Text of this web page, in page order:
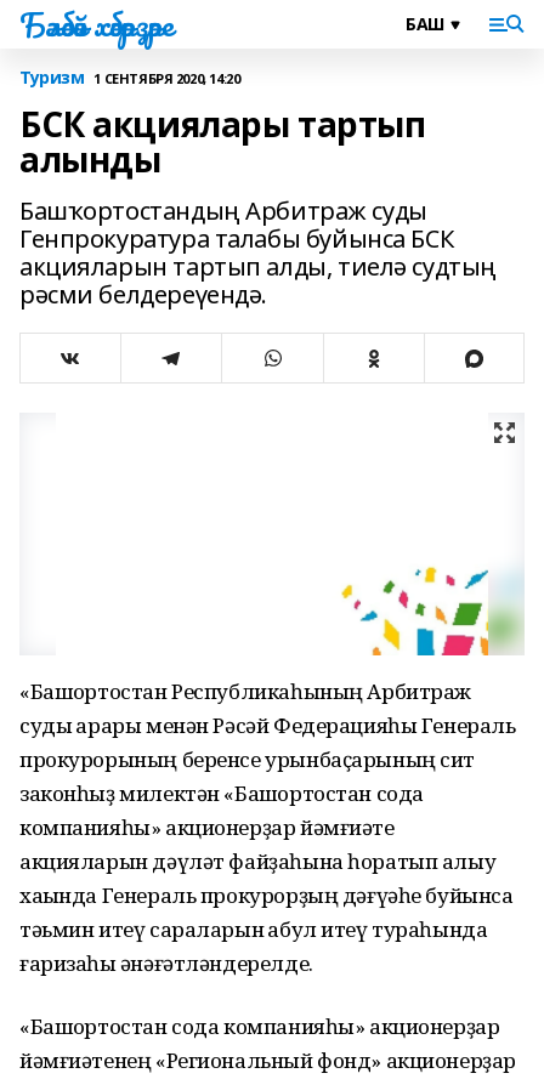
Бәләбәй хәбәрҙәре
Туризм 1 СЕНТЯБРЯ 2020, 14:20
БСК акциялары тартып
алынды
Башҡортостандың Арбитраж суды
Генпрокуратура талабы буйынса БСК
акцияларын тартып алды, тиелә судтың
рәсми белдереүендә.
«Башҡортостан Республикаһының Арбитраж
суды ҡарары менән Рәсәй Федерацияһы Генераль
прокурорының беренсе урынбаҫарының сит
законһыҙ милектән «Башҡортостан сода
компанияһы» акционерҙар йәмғиәте
акцияларын дәүләт файҙаһына һоратып алыу
хаҡында Генераль прокурорҙың дәғүәһе буйынса
тәьмин итеү сараларын ҡабул итеү тураһында
ғаризаһы ҡәнәғәтләндерелде.
«Башҡортостан сода компанияһы» акционерҙар
йәмғиәтенең «Региональный фонд» акционерҙар